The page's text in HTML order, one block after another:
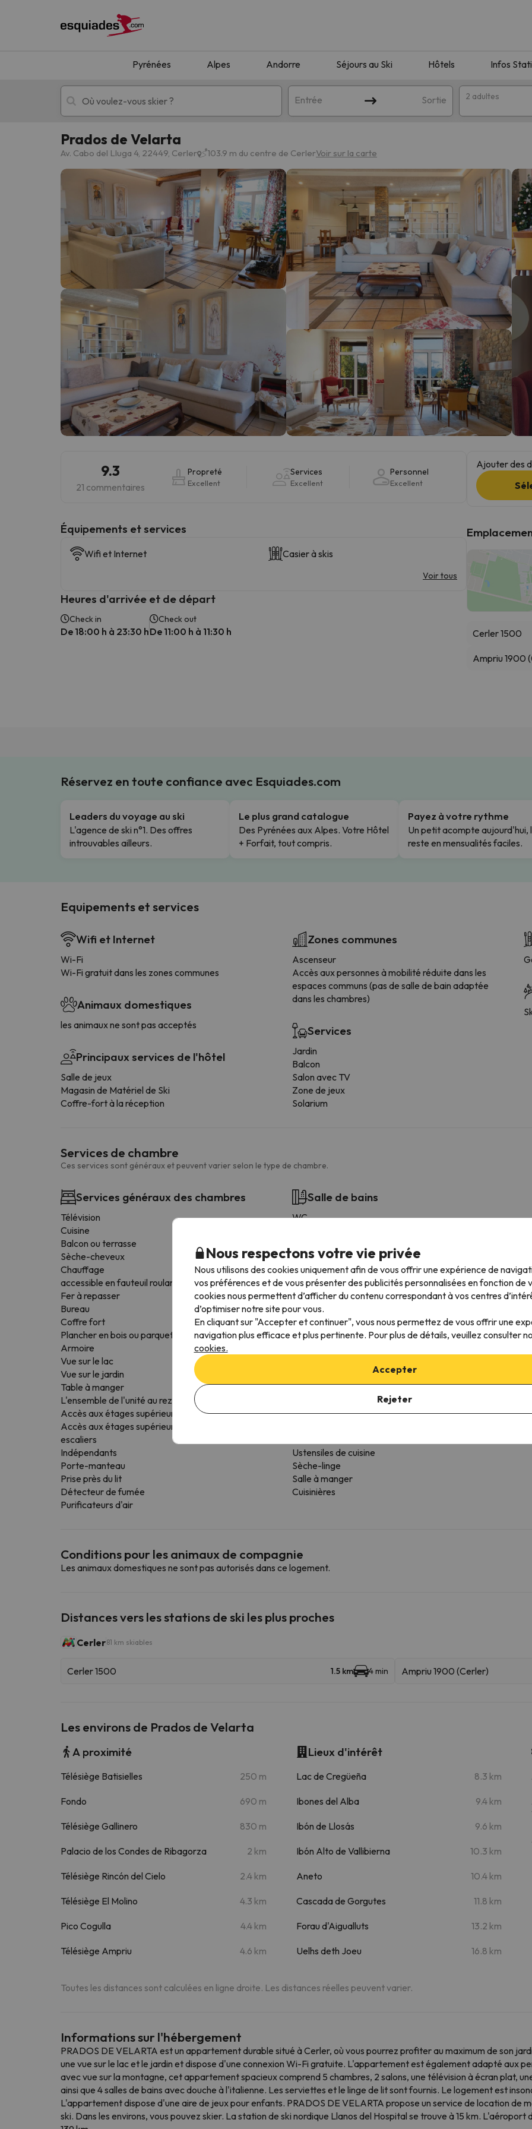
Pyrénées Alpes Andorre Séjours au Ski Hôtels Infos
Entrée Sortie 2 adultes
Séjours au ski Séjours montagne
Oups, nous n'avons pas trouvé de résultats correspondant à votre recherche. Essayez de modifier la destination.
Il semble que notre chercheur se soit égaré. Dès qu'il aura retrouvé sa boussole, il reviendra.
Prados de Velarta
Av. Cabo del Lluga 4, 22449, Cerler 103.9 m du centre de CerlerVoir sur la carte
9.3
21 commentaires
Propreté
Excellent
Services
Excellent
Personnel
Excellent
​Équipements et services
Wifi et Internet Casier à skis
Voir tous
Heures d'arrivée et de départ
Check in
De 18:00 h à 23:30 h
Check out
De 11:00 h à 11:30 h
Ajouter des
Cerler 1500
Ampriu 1900
Réservez en toute confiance avec Esquiades.com
Leaders du voyage au ski
L'agence de ski n°1. Des offres
introuvables ailleurs.
Le plus grand catalogue
Des Pyrénées aux Alpes. Votre Hôtel
+ Forfait, tout compris.
Payez à votre rythme
Un petit acompte aujourd'hui,
reste en mensualités faciles.
Equipements et services
Wifi et Internet
Wi-Fi
Wi-Fi gratuit dans les zones communes
Animaux domestiques
les animaux ne sont pas acceptés
Principaux services de l'hôtel
Salle de jeux
Magasin de Matériel de Ski
Coffre-fort à la réception
Zones communes
Ascenseur
Accès aux personnes à mobilité réduite dans les
espaces communs (pas de salle de bain adaptée
dans les chambres)
Services
Jardin
Balcon
Salon avec TV
Zone de jeux
Solarium
Services de chambre
Ces services sont généraux et peuvent varier selon le type de chambre.
Services généraux des chambres
Télévision
Cuisine
Balcon ou terrasse
Sèche-cheveux
Chauffage
accessible en fauteuil roulant
Fer à repasser
Bureau
Coffre fort
Plancher en bois ou parquet
Armoire
Vue sur le lac
Vue sur le jardin
Table à manger
L'ensemble de l'unité au rez-de-chaussée
Accès aux étages supérieurs par ascenseur
Accès aux étages supérieurs uniquement par des
escaliers
Indépendants
Porte-manteau
Prise près du lit
Détecteur de fumée
Purificateurs d'air
Salle de bains
WC
Salle de bain privée
Papier hygiénique
Douche de plain-pied
Gel douche
Plus de services
Lave-vaisselle
Cafetière
Ustensiles de cuisine
Sèche-linge
Salle à manger
Cuisinières
Conditions pour les animaux de compagnie
Les animaux domestiques ne sont pas autorisés dans ce logement.
Distances vers les stations de ski les plus proches
Cerler81 km skiables
Cerler 1500 1.5 km 4 min Ampriu 1900 (Cerler)
Les environs de Prados de Velarta
A proximité
Télésiège Batisielles 250 m
Fondo 690 m
Télésiège Gallinero 830 m
Palacio de los Condes de Ribagorza 2 km
Télésiège Rincón del Cielo 2.4 km
Télésiège El Molino 4.3 km
Pico Cogulla 4.4 km
Télésiège Ampriu 4.6 km
Lieux d'intérêt
Lac de Cregüeña 8.3 km
Ibones del Alba 9.4 km
Ibón de Llosás 9.6 km
Ibón Alto de Vallibierna 10.3 km
Aneto 10.4 km
Cascada de Gorgutes 11.8 km
Forau d'Aigualluts 13.2 km
Uelhs deth Joeu 16.8 km
Toutes les distances sont calculées en ligne droite. Les distances réelles peuvent varier.
Informations sur l'hébergement
PRADOS DE VELARTA est un appartement durable situé à Cerler, où vous pourrez profiter au maximum de son
une vue sur le lac et le jardin et dispose d'une connexion Wi-Fi gratuite. L'appartement est également adapté aux
avec vue sur la montagne, cet appartement spacieux comprend 5 chambres, 2 salons, une télévision à écran plat,
ainsi que 4 salles de bains avec douche à l'italienne. Les serviettes et le linge de lit sont fournis. Le logement est
L'appartement dispose d'une aire de jeux pour enfants. PRADOS DE VELARTA propose un service de location de
ski. Dans les environs, vous pouvez skier. La station de ski nordique Llanos del Hospital se trouve à 15 km.
Nous respectons votre vie privée
Nous utilisons des cookies uniquement afin de vous offrir une expérience de
vos préférences et de vous présenter des publicités personnalisées en fonction de
cookies nous permettent d’afficher du contenu correspondant à vos centres
d’optimiser notre site pour vous.
En cliquant sur "Accepter et continuer", vous nous permettez de vous offrir une
navigation plus efficace et plus pertinente. Pour plus de détails, veuillez consulter
cookies.
Accepter
Rejeter